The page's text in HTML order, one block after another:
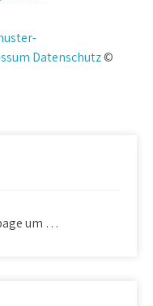
Datenschutz©
um …